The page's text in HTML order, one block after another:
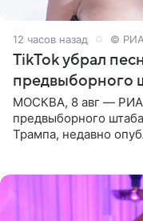
12 часов назад ©
TikTok убрал
предвыборного
МОСКВА, 8 авг — РИА
предвыборного
Трампа, недавно